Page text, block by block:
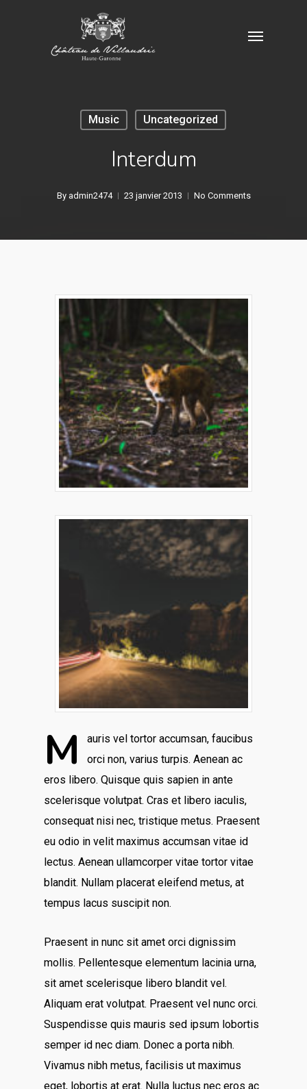
Music Uncategorized
Interdum
By admin2474 23 janvier 2013 No Comments
M
auris vel tortor accumsan, faucibus
orci non, varius turpis. Aenean ac
eros libero. Quisque quis sapien in ante
scelerisque volutpat. Cras et libero iaculis,
consequat nisi nec, tristique metus. Praesent
eu odio in velit maximus accumsan vitae id
lectus. Aenean ullamcorper vitae tortor vitae
blandit. Nullam placerat eleifend metus, at
tempus lacus suscipit non.
Praesent in nunc sit amet orci dignissim
mollis. Pellentesque elementum lacinia urna,
sit amet scelerisque libero blandit vel.
Aliquam erat volutpat. Praesent vel nunc orci.
Suspendisse quis mauris sed ipsum lobortis
semper id nec diam. Donec a porta nibh.
Vivamus nibh metus, facilisis ut maximus
eget, lobortis at erat. Nulla luctus nec eros ac